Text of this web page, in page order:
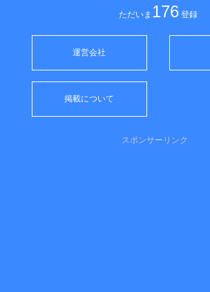
ただいま 176 登録
運営会社
掲載について
スポンサーリンク